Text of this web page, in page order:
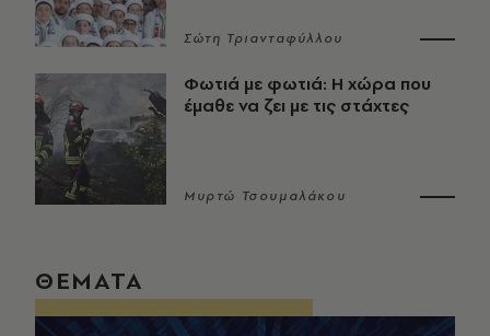
Σώτη Τριανταφύλλου
Φωτιά με φωτιά: Η χώρα που
έμαθε να ζει με τις στάχτες
Μυρτώ Τσουμαλάκου
ΘΕΜΑΤΑ